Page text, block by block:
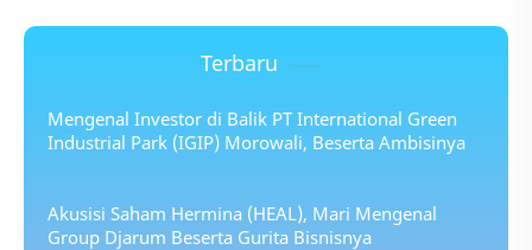
Terbaru
Mengenal Investor di Balik PT International Green
Industrial Park (IGIP) Morowali, Beserta Ambisinya
Akusisi Saham Hermina (HEAL), Mari Mengenal
Group Djarum Beserta Gurita Bisnisnya